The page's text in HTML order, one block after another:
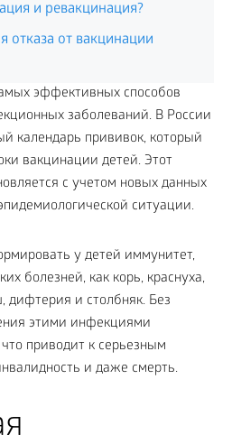
и ревакцинация?
отказа от вакцинации
эффективных способов
заболеваний. В России
календарь прививок, который
вакцинации детей. Этот
с учетом новых данных
ситуации.
у детей иммунитет,
болезней, как корь, краснуха,
дифтерия и столбняк. Без
этими инфекциями
приводит к серьезным
и даже смерть.